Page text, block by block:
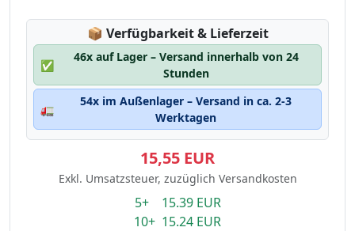
📦 Lagerstatus:
Verfügbarkeit & Lieferzeit
✅
46x auf Lager – Versand innerhalb von 24
Stunden
🚛
54x im Außenlager – Versand in ca. 2-3
Werktagen
15,55 EUR
Exkl. Umsatzsteuer, zuzüglich Versandkosten
5+ 15.39 EUR
10+ 15.24 EUR